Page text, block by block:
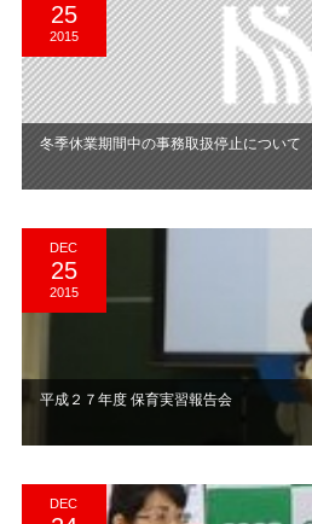
25
2015
冬季休業期間中の事務取扱停止について
DEC
25
2015
平成２７年度 保育実習報告会
DEC